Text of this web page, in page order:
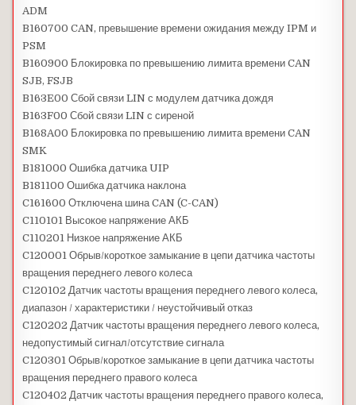
ADM
B160700 CAN, превышение времени ожидания между IPM и
PSM
B160900 Блокировка по превышению лимита времени CAN
SJB, FSJB
B163E00 Сбой связи LIN с модулем датчика дождя
B163F00 Сбой связи LIN с сиреной
B168A00 Блокировка по превышению лимита времени CAN
SMK
B181000 Ошибка датчика UIP
B181100 Ошибка датчика наклона
C161600 Отключена шина CAN (C-CAN)
C110101 Высокое напряжение АКБ
C110201 Низкое напряжение АКБ
C120001 Обрыв/короткое замыкание в цепи датчика частоты
вращения переднего левого колеса
C120102 Датчик частоты вращения переднего левого колеса,
диапазон / характеристики / неустойчивый отказ
C120202 Датчик частоты вращения переднего левого колеса,
недопустимый сигнал/отсутствие сигнала
C120301 Обрыв/короткое замыкание в цепи датчика частоты
вращения переднего правого колеса
C120402 Датчик частоты вращения переднего правого колеса,